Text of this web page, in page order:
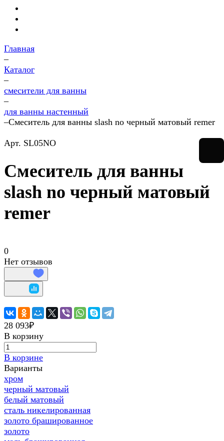
Главная
–
Каталог
–
смесители для ванны
–
для ванны настенный
–Смеситель для ванны slash no черный матовый remer
Арт. SL05NO
Смеситель для ванны
slash no черный матовый
remer
0
Нет отзывов
28 093₽
В корзину
В корзине
Варианты
хром
черный матовый
белый матовый
сталь никелированная
золото брашированное
золото